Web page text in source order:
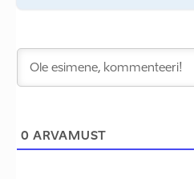
0 ARVAMUST